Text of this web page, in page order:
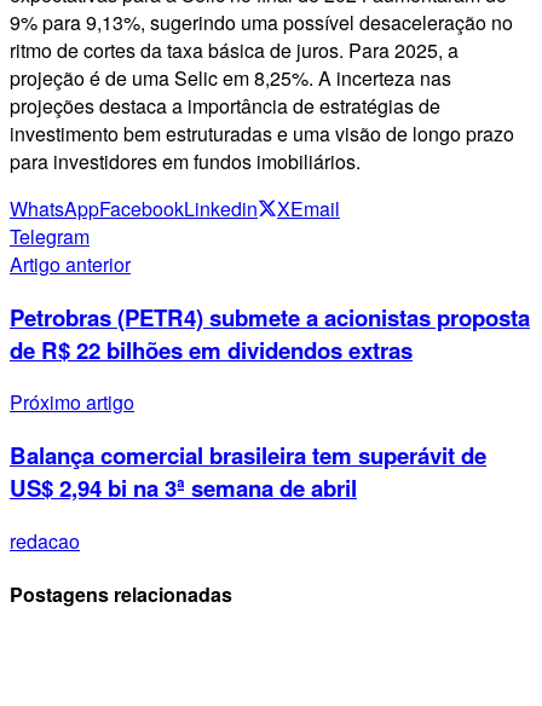
9% para 9,13%, sugerindo uma possível desaceleração no
ritmo de cortes da taxa básica de juros. Para 2025, a
projeção é de uma Selic em 8,25%. A incerteza nas
projeções destaca a importância de estratégias de
investimento bem estruturadas e uma visão de longo prazo
para investidores em fundos imobiliários.
WhatsAppFacebookLinkedin XEmail
Telegram
Artigo anterior
Petrobras (PETR4) submete a acionistas proposta
de R$ 22 bilhões em dividendos extras
Próximo artigo
Balança comercial brasileira tem superávit de
US$ 2,94 bi na 3ª semana de abril
redacao
Postagens relacionadas